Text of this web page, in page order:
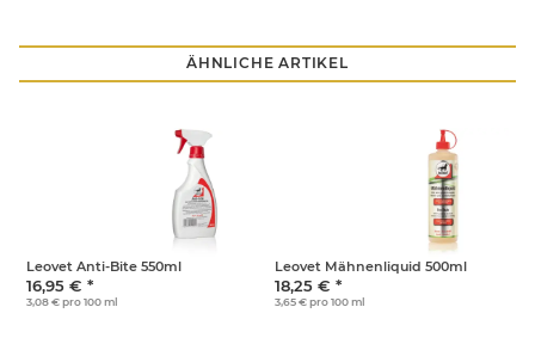
ÄHNLICHE ARTIKEL
Leovet Anti-Bite 550ml
16,95 € *
3,08 € pro 100 ml
Leovet Mähnenliquid 500ml
18,25 € *
3,65 € pro 100 ml